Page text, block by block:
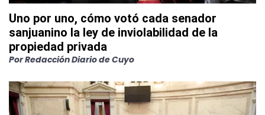
Uno por uno, cómo votó cada senador
sanjuanino la ley de inviolabilidad de la
propiedad privada
PorRedacción Diario de Cuyo